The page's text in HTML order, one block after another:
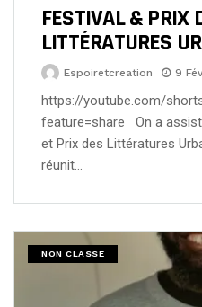
FESTIVAL & PRIX
LITTÉRATURES
Espoiretcreation 9
https://youtube.com/
feature=share On a
et Prix des Littératures
réunit…
NON CLASSÉ